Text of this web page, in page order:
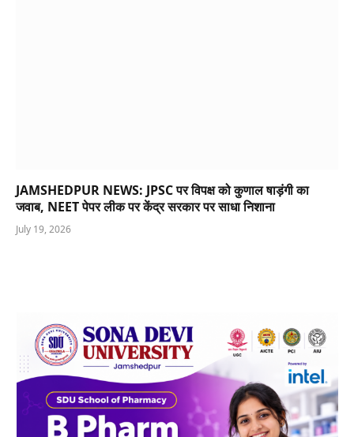
JAMSHEDPUR NEWS: JPSC पर विपक्ष को कुणाल षाड़ंगी का
जवाब, NEET पेपर लीक पर केंद्र सरकार पर साधा निशाना
July 19, 2026